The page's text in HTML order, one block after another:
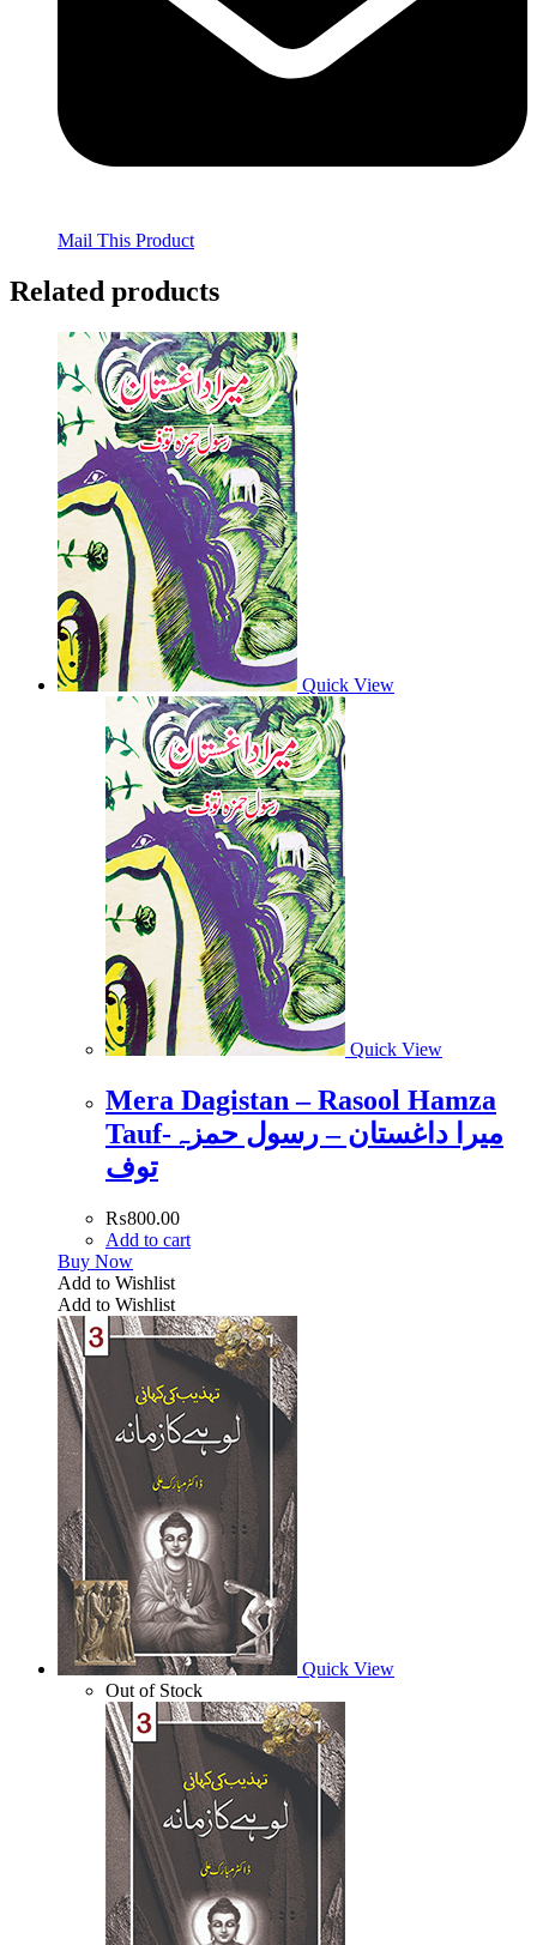
Mail This Product
Related products
Quick View
Quick View
Mera Dagistan – Rasool Hamza
Tauf-میرا داغستان – رسول حمزہ
توف
₨800.00
Add to cart
Buy Now
Add to Wishlist
Add to Wishlist
Quick View
Out of Stock